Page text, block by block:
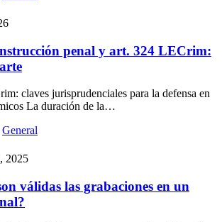
penal y art. 324 LECrim:
claves jurisprudenciales para la defensa en
La duración de la…
General
2025
válidas las grabaciones en un